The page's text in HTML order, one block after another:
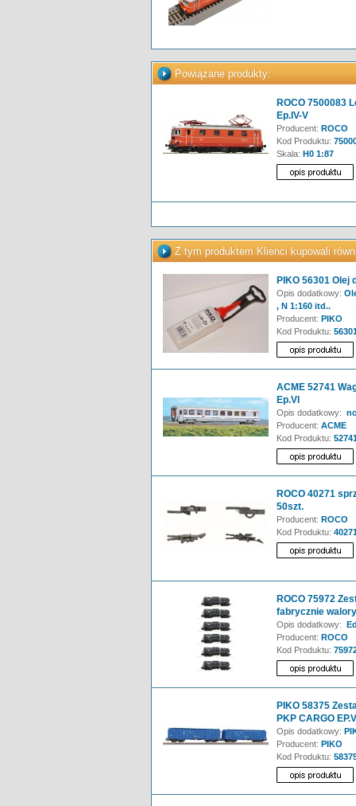
Powiązane produkty:
ROCO 7500083
Ep.IV-V
Producent: ROCO
Kod Produktu:
Skala: H0 1:87
Z tym produktem Klienci kupowali
PIKO 56301 Olej
Opis dodatkowy:
, N 1:160 itd..
Producent: PIKO
Kod Produktu:
ACME 52741
Ep.VI
Opis dodatkowy:
Producent: ACME
Kod Produktu:
ROCO 40271
50szt.
Producent: ROCO
Kod Produktu:
ROCO 75972
fabrycznie
Opis dodatkowy:
Producent: ROCO
Kod Produktu:
PIKO 58375
PKP CARGO
Opis dodatkowy:
Producent: PIKO
Kod Produktu: